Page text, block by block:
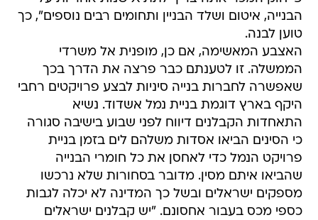
הבנייה, איטום ושלד הבניין ותחומים רבים נוספים", כך
טוען לבנה.
האצבע המאשימה, אם כן, מופנית אל משרדי
הממשלה. זו לטענתם כבר פרצה את הדרך בכך
שאפשרה לחברות בנייה סיניות לבצע פרויקטים רחבי
היקף בארץ דוגמת בניית נמל אשדוד. נשיא
התאחדות הקבלנים דיווח לפני שבוע בישיבה סגורה
כי הסינים הביאו אסדות משלהם לים בזמן בניית
פרויקט הנמל כדי לאחסן את כל חומרי הבנייה
שהביאו איתם מסין. מדובר בסחורות שלא נרכשו
מספקים ישראלים ובשל כך המדינה לא יכלה לגבות
כספי מכס בעבור אחסונם. "יש קבלנים ישראלים